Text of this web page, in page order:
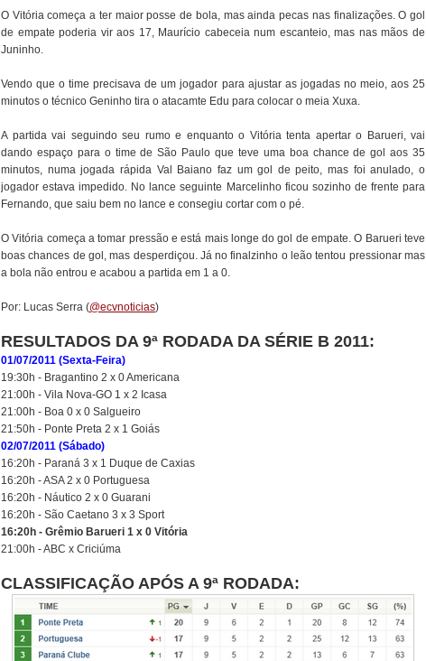
O Vitória começa a ter maior posse de bola, mas ainda pecas nas finalizações. O gol
de empate poderia vir aos 17, Maurício cabeceia num escanteio, mas nas mãos de
Juninho.
Vendo que o time precisava de um jogador para ajustar as jogadas no meio, aos 25
minutos o técnico Geninho tira o atacamte Edu para colocar o meia Xuxa.
A partida vai seguindo seu rumo e enquanto o Vitória tenta apertar o Barueri, vai
dando espaço para o time de São Paulo que teve uma boa chance de gol aos 35
minutos, numa jogada rápida Val Baiano faz um gol de peito, mas foi anulado, o
jogador estava impedido. No lance seguinte Marcelinho ficou sozinho de frente para
Fernando, que saiu bem no lance e consegiu cortar com o pé.
O Vitória começa a tomar pressão e está mais longe do gol de empate. O Barueri teve
boas chances de gol, mas desperdiçou. Já no finalzinho o leão tentou pressionar mas
a bola não entrou e acabou a partida em 1 a 0.
Por: Lucas Serra (@ecvnoticias)
RESULTADOS DA 9ª RODADA DA SÉRIE B 2011:
01/07/2011 (Sexta-Feira)
19:30h - Bragantino 2 x 0 Americana
21:00h - Vila Nova-GO 1 x 2 Icasa
21:00h - Boa 0 x 0 Salgueiro
21:50h - Ponte Preta 2 x 1 Goiás
02/07/2011 (Sábado)
16:20h - Paraná 3 x 1 Duque de Caxias
16:20h - ASA 2 x 0 Portuguesa
16:20h - Náutico 2 x 0 Guarani
16:20h - São Caetano 3 x 3 Sport
16:20h - Grêmio Barueri 1 x 0 Vitória
21:00h - ABC x Criciúma
CLASSIFICAÇÃO APÓS A 9ª RODADA: